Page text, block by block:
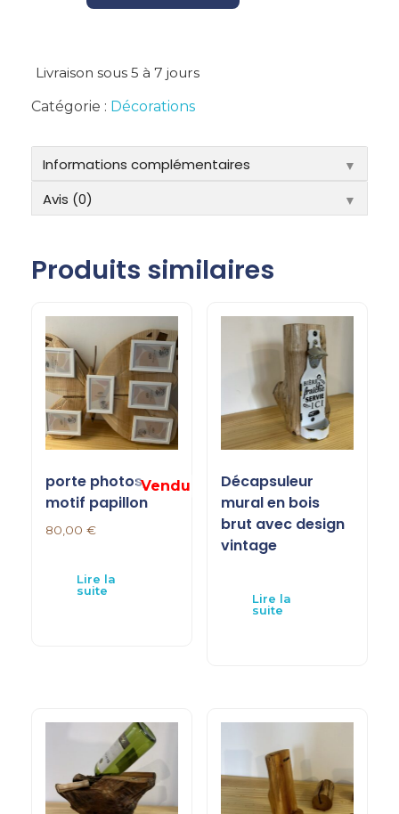
Livraison sous 5 à 7 jours
Catégorie : Décorations
Informations complémentaires ▼
Avis (0) ▼
Produits similaires
porte photos,
motif papillon
80,00 €
Lire la
suite
Décapsuleur
mural en bois
brut avec design
vintage
Lire la
suite